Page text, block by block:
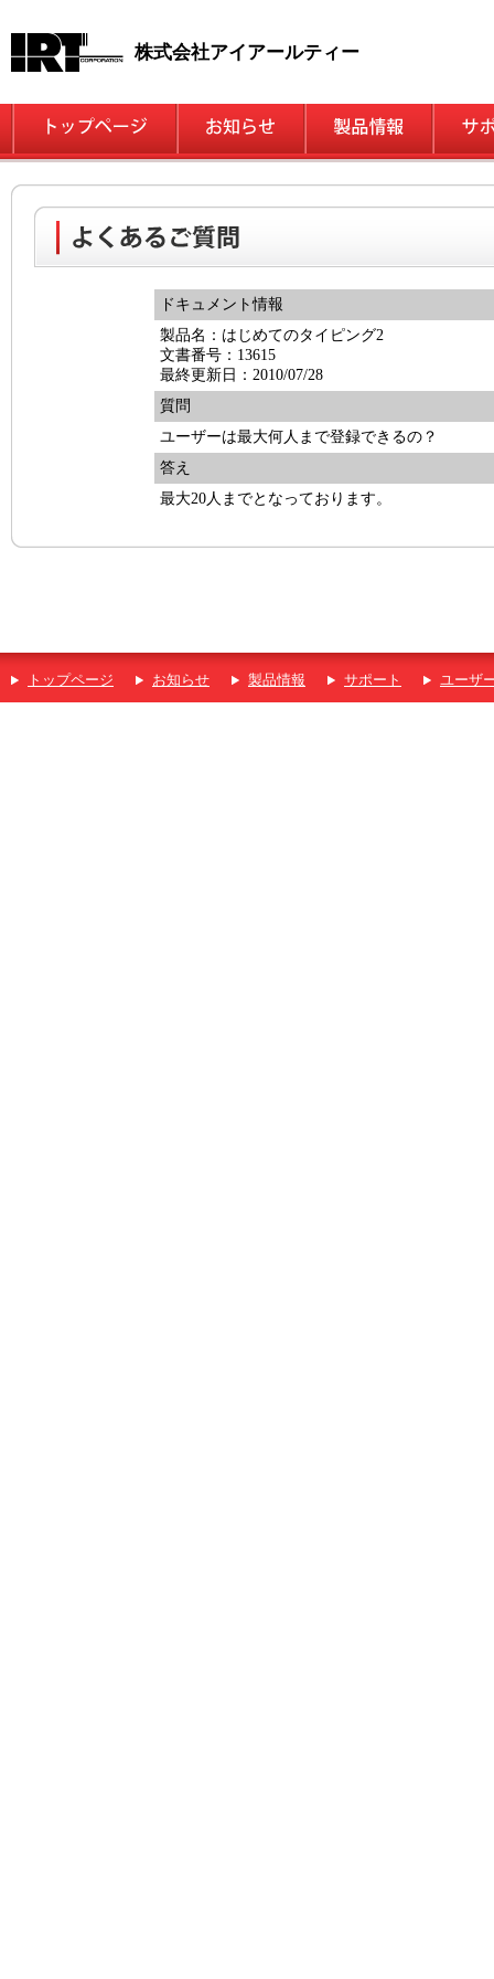
株式会社アイアールティー
ドキュメント情報
製品名：はじめてのタイピング2
文書番号：13615
最終更新日：2010/07/28
質問
ユーザーは最大何人まで登録できるの？
答え
最大20人までとなっております。
トップページ お知らせ 製品情報 サポート ユーザ